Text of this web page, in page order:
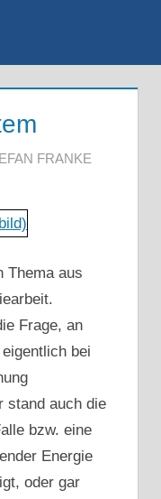
FRANKE
Thema aus
Frage, an
bei
stand auch die
bzw. eine
Energie
oder gar